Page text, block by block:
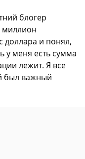
блогер
миллион
доллара и понял,
у меня есть сумма
лежит. Я все
был важный